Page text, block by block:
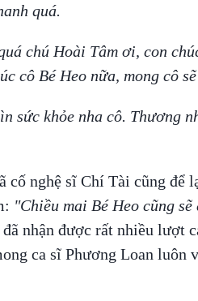
quá.
chú Hoài Tâm ơi, con
cô Bé Heo nữa, mong cô
sức khỏe nha cô. Thương
cố nghệ sĩ Chí Tài cũng để
"Chiều mai Bé Heo cũng
nhận được rất nhiều lượt
ca sĩ Phương Loan luôn